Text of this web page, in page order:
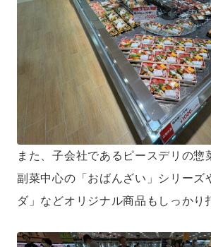
また、子会社であるピースデリの惣
副菜中心の「おばんざい」シリーズ
ダ」などオリジナル商品もしっかり